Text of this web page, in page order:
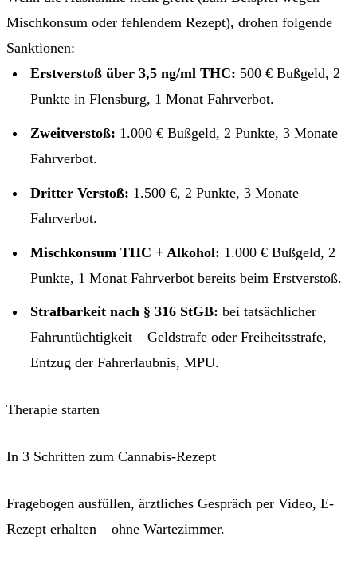
Mischkonsum oder fehlendem Rezept), drohen folgende
Sanktionen:
Erstverstoß über 3,5 ng/ml THC: 500 € Bußgeld, 2
Punkte in Flensburg, 1 Monat Fahrverbot.
Zweitverstoß: 1.000 € Bußgeld, 2 Punkte, 3 Monate
Fahrverbot.
Dritter Verstoß: 1.500 €, 2 Punkte, 3 Monate
Fahrverbot.
Mischkonsum THC + Alkohol: 1.000 € Bußgeld, 2
Punkte, 1 Monat Fahrverbot bereits beim Erstverstoß.
Strafbarkeit nach § 316 StGB: bei tatsächlicher
Fahruntüchtigkeit – Geldstrafe oder Freiheitsstrafe,
Entzug der Fahrerlaubnis, MPU.
Therapie starten
In 3 Schritten zum Cannabis-Rezept
Fragebogen ausfüllen, ärztliches Gespräch per Video, E-
Rezept erhalten – ohne Wartezimmer.